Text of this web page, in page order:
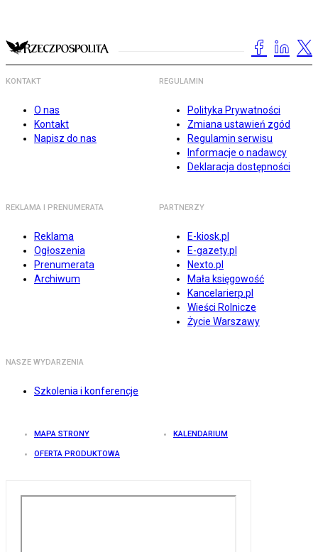
KONTAKT
O nas
Kontakt
Napisz do nas
REGULAMIN
Polityka Prywatności
Zmiana ustawień zgód
Regulamin serwisu
Informacje o nadawcy
Deklaracja dostępności
REKLAMA I PRENUMERATA
Reklama
Ogłoszenia
Prenumerata
Archiwum
PARTNERZY
E-kiosk.pl
E-gazety.pl
Nexto.pl
Mała księgowość
Kancelarierp.pl
Wieści Rolnicze
Życie Warszawy
NASZE WYDARZENIA
Szkolenia i konferencje
MAPA STRONY KALENDARIUM
OFERTA PRODUKTOWA